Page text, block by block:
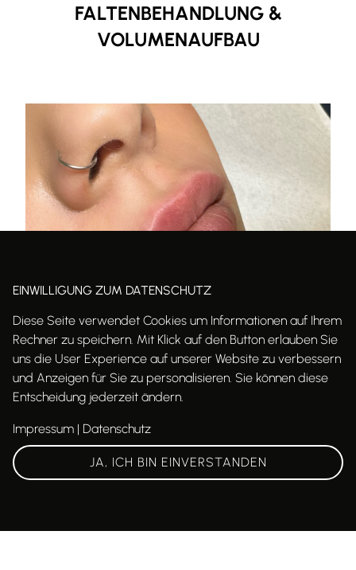
FALTENBEHANDLUNG &
VOLUMENAUFBAU
(Hier klicken für alle Details)
EINWILLIGUNG ZUM DATENSCHUTZ
Diese Seite verwendet Cookies um Informationen auf Ihrem
Rechner zu speichern. Mit Klick auf den Button erlauben Sie
uns die User Experience auf unserer Website zu verbessern
und Anzeigen für Sie zu personalisieren. Sie können diese
Entscheidung jederzeit ändern.
Impressum | Datenschutz
JA, ICH BIN EINVERSTANDEN